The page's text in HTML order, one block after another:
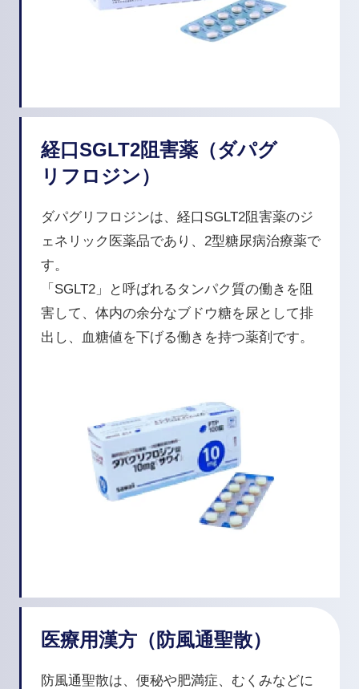
経口SGLT2阻害薬（ダパグ
リフロジン）
ダパグリフロジンは、経口SGLT2阻害薬のジ
ェネリック医薬品であり、2型糖尿病治療薬で
す。
「SGLT2」と呼ばれるタンパク質の働きを阻
害して、体内の余分なブドウ糖を尿として排
出し、血糖値を下げる働きを持つ薬剤です。
医療用漢方（防風通聖散）
防風通聖散は、便秘や肥満症、むくみなどに